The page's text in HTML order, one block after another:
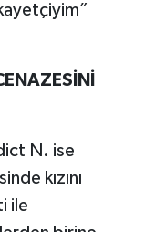
N. ise
kızını
ile